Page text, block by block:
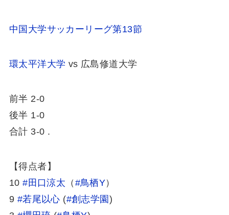
中国大学サッカーリーグ第13節
環太平洋大学 vs 広島修道大学
前半 2-0
後半 1-0
合計 3-0 .
【得点者】
10#田口涼太 （ #鳥栖Y）
9 #若尾以心 (#創志学園)